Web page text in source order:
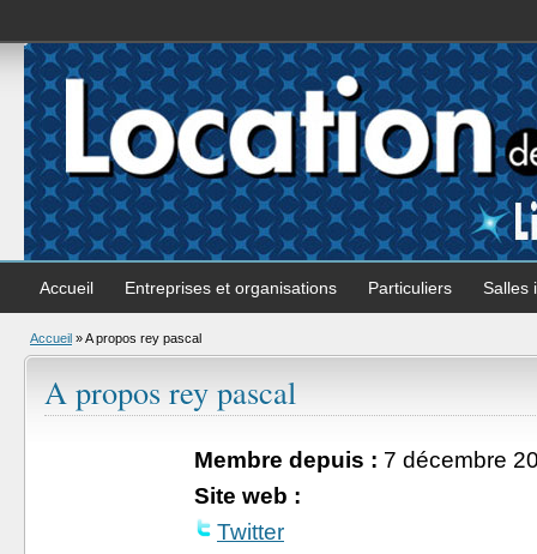
Accueil Entreprises et organisations Particuliers Salles
Accueil »A propos rey pascal
A propos rey pascal
Membre depuis : 7 décembre
Site web :
Twitter